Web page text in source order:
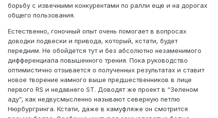
борьбу с извечными конкурентами по ралли еще и на дорогах
общего пользования.
Естественно, гоночный опыт очень помогает в вопросах
доводки подвески и привода, который, кстати, будет
передним. Не обойдется тут и без абсолютно незаменимого
дифференциала повышенного трения. Пока руководство
оптимистично отзывается о полученных результатах и ставит
новое творение намного выше предшественников в лице
первого RS и недавнего ST. Доводят же проект в “Зеленом
аду”, как недвусмысленно называют северную петлю
Нюрбургринга. Кстати, даже в камуфляже он смотрится